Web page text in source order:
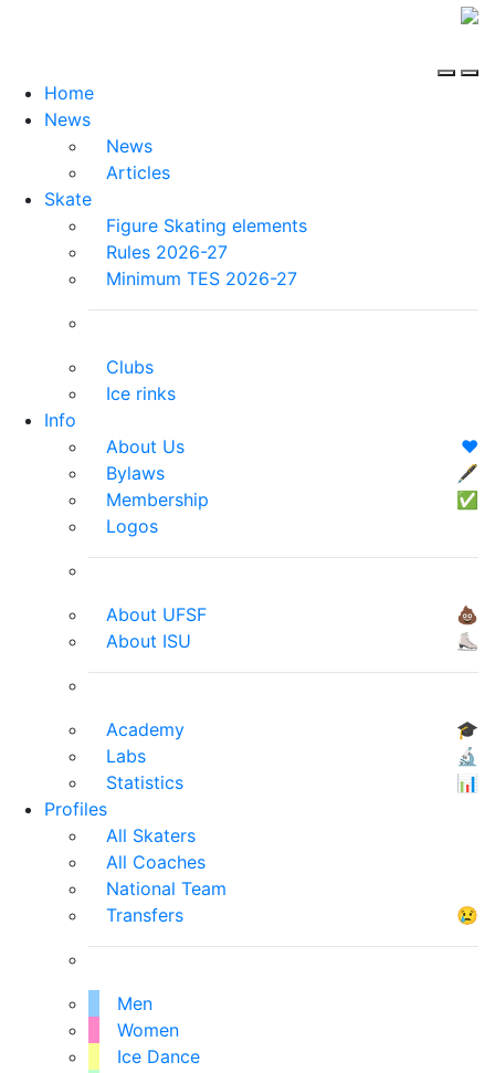
Home
News
News
Articles
Skate
Figure Skating elements
Rules 2026-27
Minimum TES 2026-27
Clubs
Ice rinks
Info
About Us
❤️
Bylaws
🖋
Membership
✅
Logos
About UFSF
💩
About ISU
⛸
Academy
🎓
Labs
🔬
Statistics
📊
Profiles
All Skaters
All Coaches
National Team
Transfers
😢
Men
Women
Ice Dance